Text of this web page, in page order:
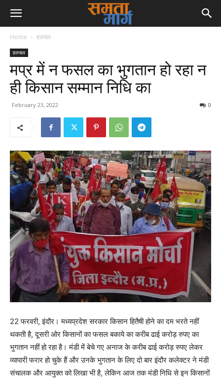
Home हलचल
हलचल
मप्र में न फसल का भुगतान हो रहा न
ही किसान सम्मान निधि का
February 23, 2022 0
22 फरवरी, इंदौर। मध्यप्रदेश सरकार किसान हितैषी होने का दम भरते नहीं
थकती है, दूसरी ओर किसानों का फसल बकाये का करीब ढाई करोड़ रुपए का
भुगतान नहीं हो रहा है। मंडी में बेचे गए अनाज के करीब ढाई करोड़ रुपए लेकर
व्यापारी फरार हो चुके हैं और उनके भुगतान के लिए दो बार इंदौर कलेक्टर ने मंडी
संचालक और आयुक्त को लिखा भी है, लेकिन आज तक मंडी निधि से इन किसानों